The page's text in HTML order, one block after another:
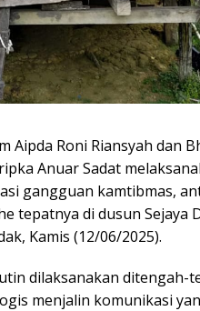
Aipda Roni Riansyah dan
Anuar Sadat
gangguan kamtibmas,
tepatnya di dusun Sejaya
Kamis (12/06/2025).
dilaksanakan ditengah-
menjalin komunikasi